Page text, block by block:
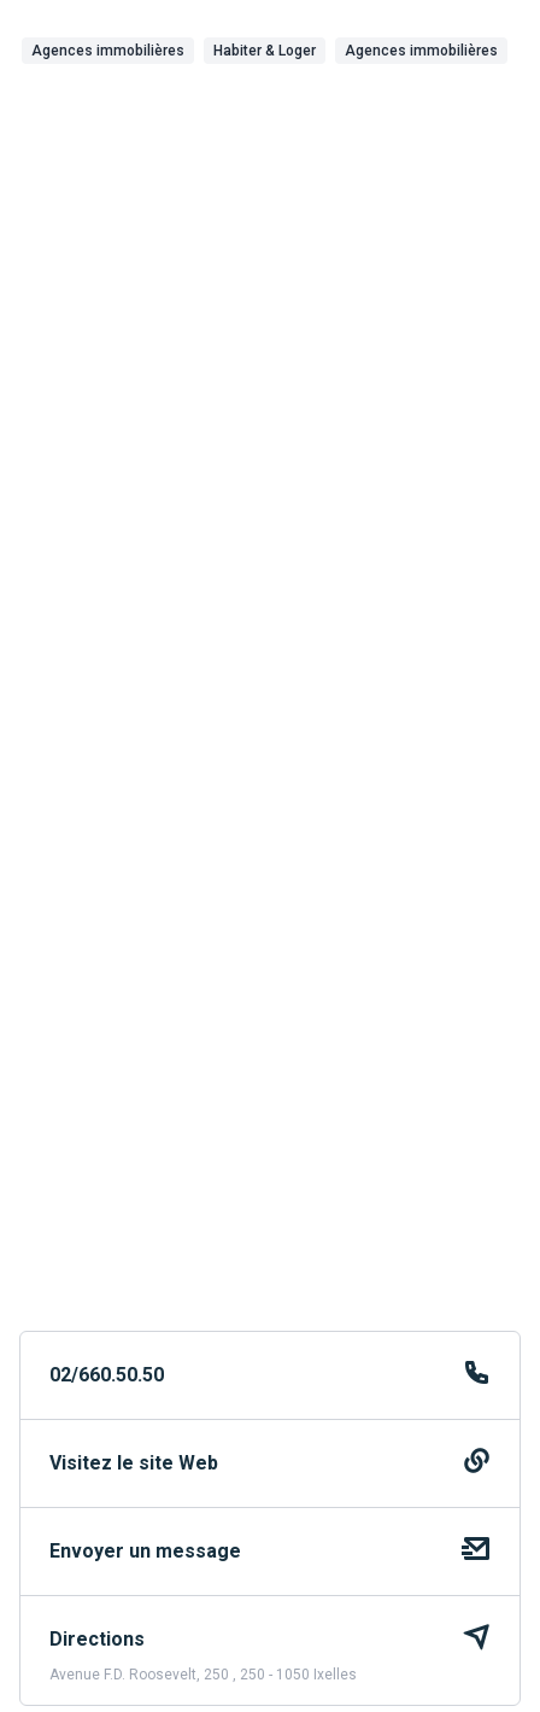
Agences immobilières Habiter & Loger Agences immobilières
02/660.50.50
Visitez le site Web
Envoyer un message
Directions
Avenue F.D. Roosevelt, 250 , 250 - 1050 Ixelles